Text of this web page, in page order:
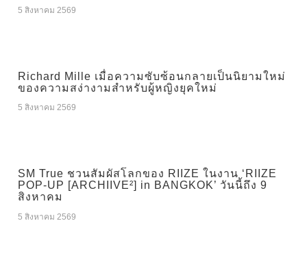
5 สิงหาคม 2569
Richard Mille เมื่อความซับซ้อนกลายเป็นนิยามใหม่
ของความสง่างามสำหรับผู้หญิงยุคใหม่
5 สิงหาคม 2569
SM True ชวนสัมผัสโลกของ RIIZE ในงาน ‘RIIZE
POP-UP [ARCHIIVE²] in BANGKOK’ วันนี้ถึง 9
สิงหาคม
5 สิงหาคม 2569